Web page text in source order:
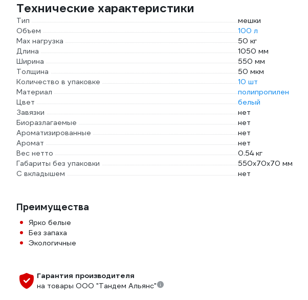
Технические характеристики
Тип
мешки
Объем
100 л
Max нагрузка
50 кг
Длина
1050 мм
Ширина
550 мм
Толщина
50 мкм
Количество в упаковке
10 шт
Материал
полипропилен
Цвет
белый
Завязки
нет
Биоразлагаемые
нет
Ароматизированные
нет
Аромат
нет
Вес нетто
0.54 кг
Габариты без упаковки
550x70x70 мм
С вкладышем
нет
Преимущества
Ярко белые
Без запаха
Экологичные
Гарантия производителя
на товары ООО "Тандем Альянс"